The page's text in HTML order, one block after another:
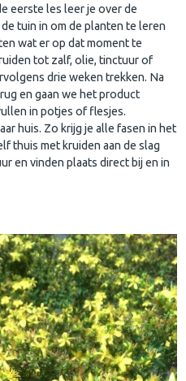
eerste les leer je over de
tuin in om de planten te leren
wat er op dat moment te
tot zalf, olie, tinctuur of
drie weken trekken. Na
en gaan we het product
in potjes of flesjes.
huis. Zo krijg je alle fasen in het
thuis met kruiden aan de slag
en vinden plaats direct bij en in